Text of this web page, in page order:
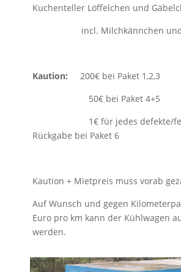
Kuchenteller Löffelchen und
incl. Milchkännchen und
Kaution: 200€ bei Paket 1,2,3
50€ bei Paket 4+5
1€ für jedes defekte/
Rückgabe bei Paket 6
Kaution + Mietpreis muss vorab
Auf Wunsch und gegen
Euro pro km kann der Kühlwagen
werden.